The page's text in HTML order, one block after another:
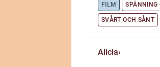
FILM SPÄNNING
SVÅRT OCH SÅNT
Alicia